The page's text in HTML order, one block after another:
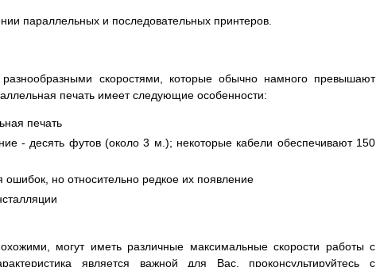
параллельных и последовательных принтеров.
скоростями, которые обычно намного превышают
печать имеет следующие особенности:
печать
- десять футов (около 3 м.); некоторые кабели обеспечивают 150
но относительно редкое их появление
могут иметь различные максимальные скорости работы с
является важной для Вас, проконсультируйтесь с